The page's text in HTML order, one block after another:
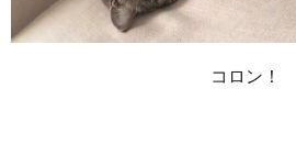
コロン！